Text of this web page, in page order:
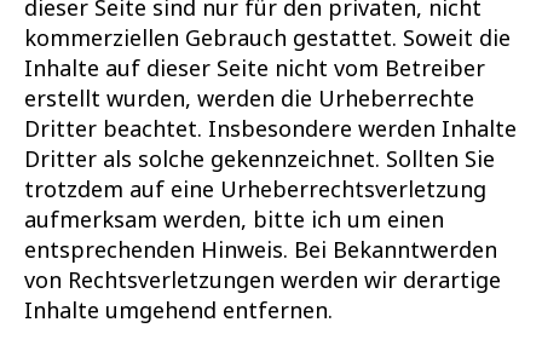
dieser Seite sind nur für den privaten, nicht
kommerziellen Gebrauch gestattet. Soweit die
Inhalte auf dieser Seite nicht vom Betreiber
erstellt wurden, werden die Urheberrechte
Dritter beachtet. Insbesondere werden Inhalte
Dritter als solche gekennzeichnet. Sollten Sie
trotzdem auf eine Urheberrechtsverletzung
aufmerksam werden, bitte ich um einen
entsprechenden Hinweis. Bei Bekanntwerden
von Rechtsverletzungen werden wir derartige
Inhalte umgehend entfernen.